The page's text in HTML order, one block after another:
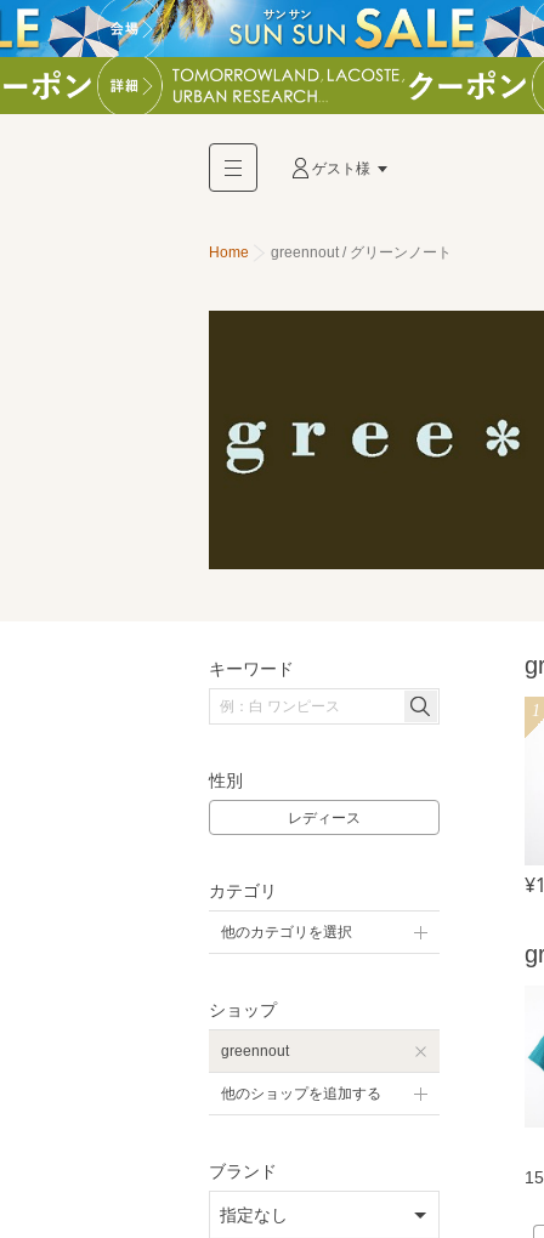
ゲスト様
Home greennout / グリーンノート
1
キーワード
性別
レディース
カテゴリ
他のカテゴリを選択
ショップ
greennout
他のショップを追加する
ブランド